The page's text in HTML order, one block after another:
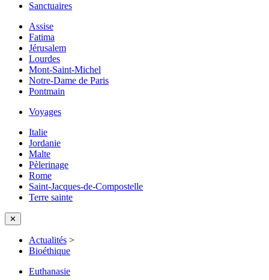
Sanctuaires
Assise
Fatima
Jérusalem
Lourdes
Mont-Saint-Michel
Notre-Dame de Paris
Pontmain
Voyages
Italie
Jordanie
Malte
Pèlerinage
Rome
Saint-Jacques-de-Compostelle
Terre sainte
✕
Actualités >
Bioéthique
Euthanasie